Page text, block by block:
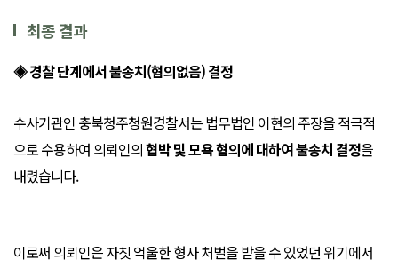
최종 결과
◈ 경찰 단계에서 불송치(혐의없음) 결정
수사기관인 충북청주청원경찰서는 법무법인 이현의 주장을 적극적
으로 수용하여 의뢰인의협박 및 모욕 혐의에 대하여 불송치 결정을
내렸습니다.
이로써 의뢰인은 자칫 억울한 형사 처벌을 받을 수 있었던 위기에서